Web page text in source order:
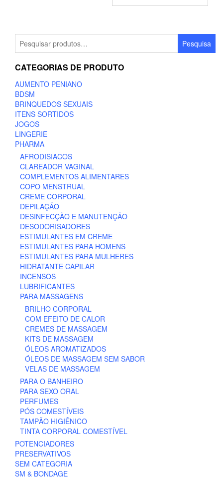
Pesquisar
por:
Pesquisa
CATEGORIAS DE PRODUTO
AUMENTO PENIANO
BDSM
BRINQUEDOS SEXUAIS
ITENS SORTIDOS
JOGOS
LINGERIE
PHARMA
AFRODISIACOS
CLAREADOR VAGINAL
COMPLEMENTOS ALIMENTARES
COPO MENSTRUAL
CREME CORPORAL
DEPILAÇÃO
DESINFECÇÃO E MANUTENÇÃO
DESODORISADORES
ESTIMULANTES EM CREME
ESTIMULANTES PARA HOMENS
ESTIMULANTES PARA MULHERES
HIDRATANTE CAPILAR
INCENSOS
LUBRIFICANTES
PARA MASSAGENS
BRILHO CORPORAL
COM EFEITO DE CALOR
CREMES DE MASSAGEM
KITS DE MASSAGEM
ÓLEOS AROMATIZADOS
ÓLEOS DE MASSAGEM SEM SABOR
VELAS DE MASSAGEM
PARA O BANHEIRO
PARA SEXO ORAL
PERFUMES
PÓS COMESTÍVEIS
TAMPÃO HIGIÊNICO
TINTA CORPORAL COMESTÍVEL
POTENCIADORES
PRESERVATIVOS
SEM CATEGORIA
SM & BONDAGE